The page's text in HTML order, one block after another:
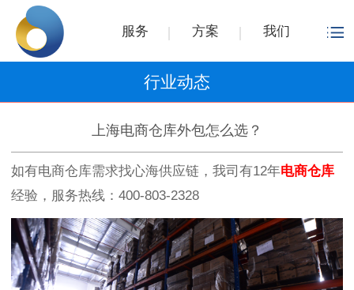
服务 方案 我们
行业动态
上海电商仓库外包怎么选？
如有电商仓库需求找心海供应链，我司有12年电商仓库
经验，服务热线：400-803-2328